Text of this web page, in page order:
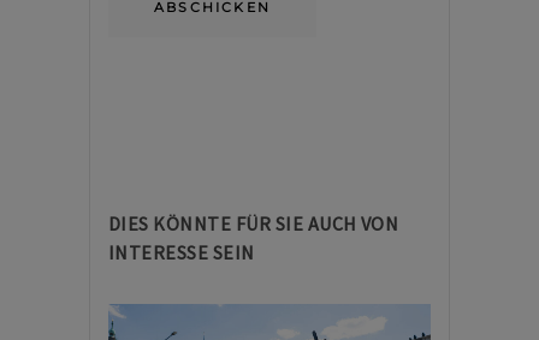
DIES KÖNNTE FÜR SIE AUCH VON
INTERESSE SEIN